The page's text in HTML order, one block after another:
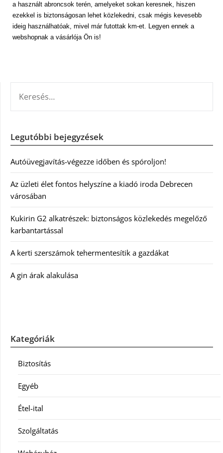
a használt abroncsok terén, amelyeket sokan keresnek, hiszen
ezekkel is biztonságosan lehet közlekedni, csak mégis kevesebb
ideig használhatóak, mivel már futottak km-et. Legyen ennek a
webshopnak a vásárlója Ön is!
Legutóbbi bejegyzések
Autóüvegjavítás-végezze időben és spóroljon!
Az üzleti élet fontos helyszíne a kiadó iroda Debrecen
városában
Kukirin G2 alkatrészek: biztonságos közlekedés megelőző
karbantartással
A kerti szerszámok tehermentesítik a gazdákat
A gin árak alakulása
Kategóriák
Biztosítás
Egyéb
Étel-ital
Szolgáltatás